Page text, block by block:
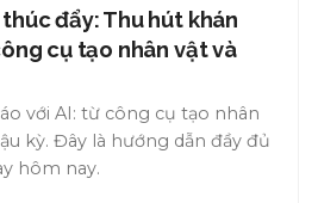
đẩy: Thu hút khán
cụ tạo nhân vật và
với AI: từ công cụ tạo nhân
kỳ. Đây là hướng dẫn đầy đủ
hôm nay.